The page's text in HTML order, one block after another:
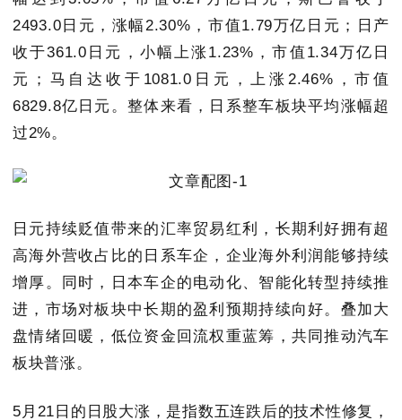
2493.0日元，涨幅2.30%，市值1.79万亿日元；日产
收于361.0日元，小幅上涨1.23%，市值1.34万亿日
元；马自达收于1081.0日元，上涨2.46%，市值
6829.8亿日元。整体来看，日系整车板块平均涨幅超
过2%。
日元持续贬值带来的汇率贸易红利，长期利好拥有超
高海外营收占比的日系车企，企业海外利润能够持续
增厚。同时，日本车企的电动化、智能化转型持续推
进，市场对板块中长期的盈利预期持续向好。叠加大
盘情绪回暖，低位资金回流权重蓝筹，共同推动汽车
板块普涨。
5月21日的日股大涨，是指数五连跌后的技术性修复，